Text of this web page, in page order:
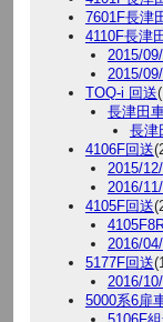
7601F長津
4110F長津
2015/
2015/
TOQ-i 回送
長津田
長津
4106F回送
2015/
2016/
4105F回送
2016/
5177F回送
2016/
5000系6扉